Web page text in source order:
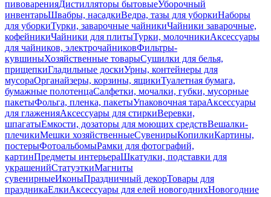
пивоваренияДистилляторы бытовыеУборочный
инвентарьШвабры, насадкиВедра, тазы для уборкиНаборы
для уборкиТурки, заварочные чайникиЧайники заварочные,
кофейникиЧайники для плитыТурки, молочникиАксессуары
для чайников, электрочайниковФильтры-
кувшиныХозяйственные товарыСушилки для белья,
прищепкиГладильные доскиУрны, контейнеры для
мусораОрганайзеры, корзины, ящикиТуалетная бумага,
бумажные полотенцаСалфетки, мочалки, губки, мусорные
пакетыФольга, пленка, пакетыУпаковочная тараАксессуары
для глаженияАксессуары для стиркиВеревки,
шпагатыЕмкости, дозаторы для моющих средствВешалки-
плечикиМешки хозяйственныеСувенирыКопилкиКартины,
постерыФотоальбомыРамки для фотографий,
картинПредметы интерьераШкатулки, подставки для
украшенийСтатуэткиМагниты
сувенирныеИконыПраздничный декорТовары для
праздникаЕлкиАксессуары для елей новогоднихНовогодние